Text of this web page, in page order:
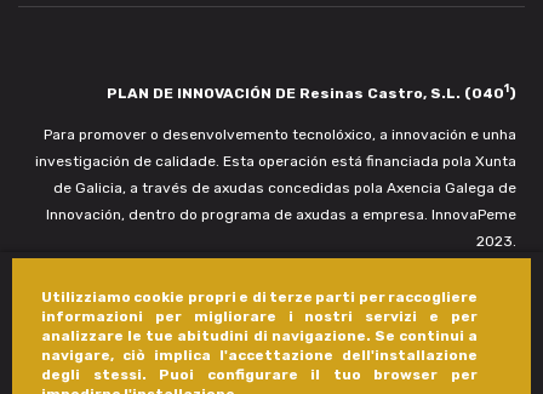
Utilizziamo cookie propri e di terze parti per raccogliere
informazioni per migliorare i nostri servizi e per
analizzare le tue abitudini di navigazione. Se continui a
navigare, ciò implica l'accettazione dell'installazione
degli stessi. Puoi configurare il tuo browser per
PLAN DE INNOVACIÓN DE Resinas Castro, S.L. (0401)
Para promover o desenvolvemento tecnolóxico, a innovación e unha
investigación de calidade. Esta operación está financiada pola Xunta
de Galicia, a través de axudas concedidas pola Axencia Galega de
Innovación, dentro do programa de axudas a empresa. InnovaPeme
2023.